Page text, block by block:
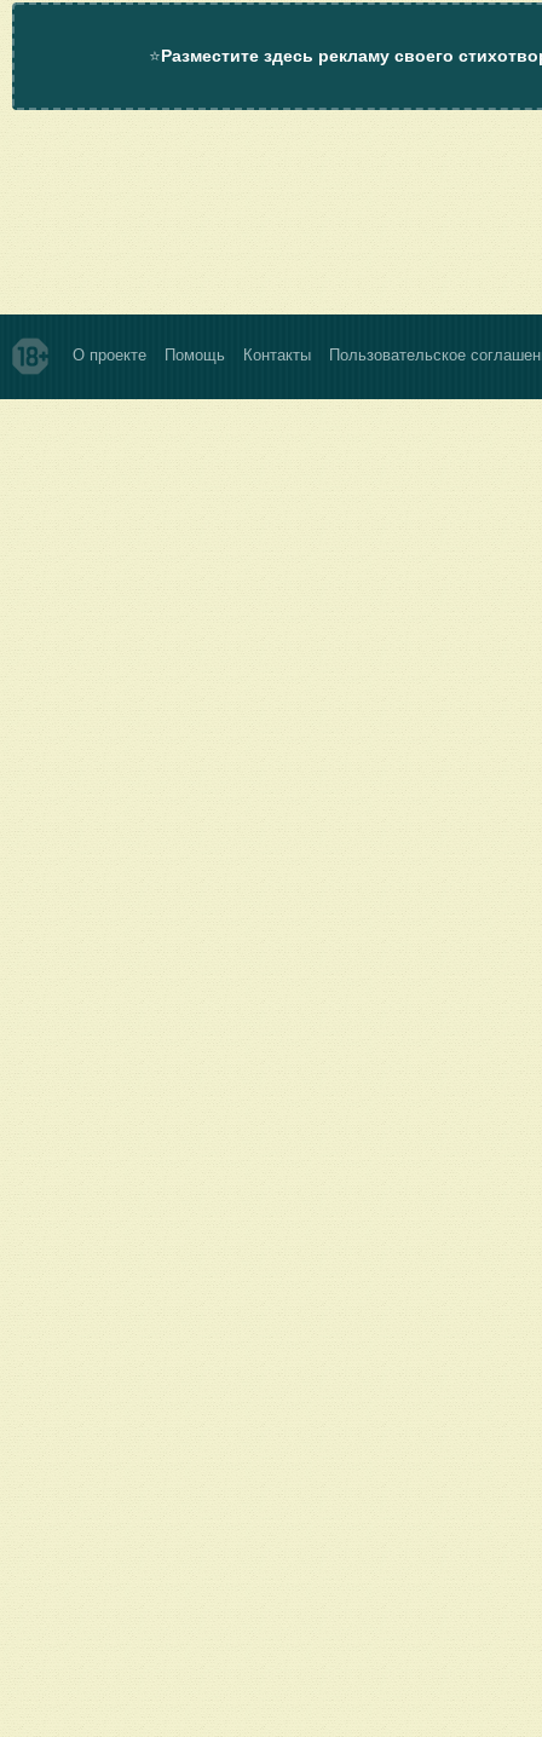
⭐Разместите здесь рекламу своего
О проекте Помощь Контакты Пользовательское